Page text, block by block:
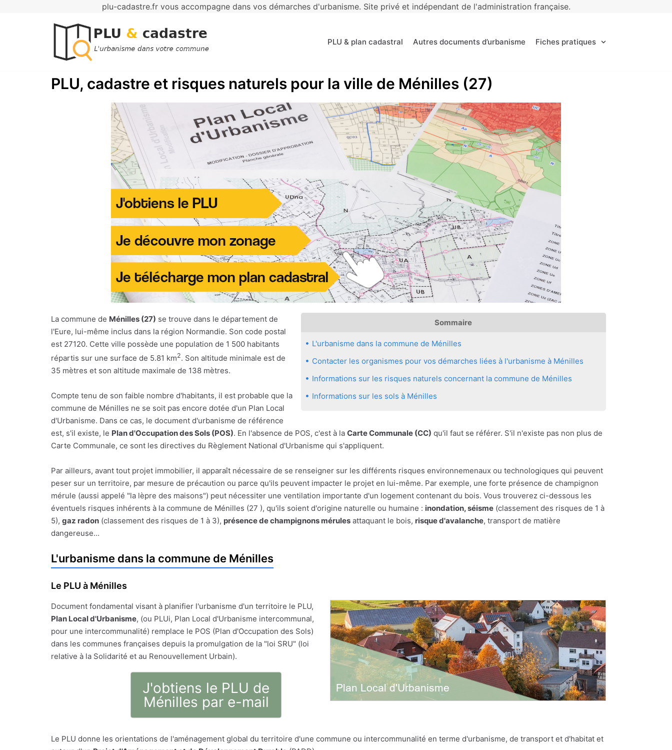
plu-cadastre.fr vous accompagne dans vos démarches d'urbanisme. Site privé et indépendant de l'administration française.
PLU & plan cadastral Autres documents d’urbanisme Fiches pratiques
PLU, cadastre et risques naturels pour la ville de Ménilles (27)
Sommaire
L'urbanisme dans la commune de Ménilles
Contacter les organismes pour vos démarches liées à l'urbanisme à Ménilles
Informations sur les risques naturels concernant la commune de Ménilles
Informations sur les sols à Ménilles
La commune de Ménilles (27) se trouve dans le département de
l'Eure, lui-même inclus dans la région Normandie. Son code postal
est 27120. Cette ville possède une population de 1 500 habitants
répartis sur une surface de 5.81 km2. Son altitude minimale est de
35 mètres et son altitude maximale de 138 mètres.
Compte tenu de son faible nombre d'habitants, il est probable que la
commune de Ménilles ne se soit pas encore dotée d'un Plan Local
d'Urbanisme. Dans ce cas, le document d'urbanisme de référence
est, s'il existe, le Plan d'Occupation des Sols (POS). En l'absence de POS, c'est à la Carte Communale (CC) qu'il faut se référer. S'il n'existe pas non plus de
Carte Communale, ce sont les directives du Règlement National d'Urbanisme qui s'appliquent.
Par ailleurs, avant tout projet immobilier, il apparaît nécessaire de se renseigner sur les différents risques environnemenaux ou technologiques qui peuvent
peser sur un territoire, par mesure de précaution ou parce qu'ils peuvent impacter le projet en lui-même. Par exemple, une forte présence de champignon
mérule (aussi appelé "la lèpre des maisons") peut nécessiter une ventilation importante d'un logement contenant du bois. Vous trouverez ci-dessous les
éventuels risques inhérents à la commune de Ménilles (27 ), qu'ils soient d'origine naturelle ou humaine : inondation, séisme (classement des risques de 1 à
5), gaz radon (classement des risques de 1 à 3), présence de champignons mérules attaquant le bois, risque d'avalanche, transport de matière
dangereuse...
L'urbanisme dans la commune de Ménilles
Le PLU à Ménilles
Document fondamental visant à planifier l'urbanisme d'un territoire le PLU,
Plan Local d'Urbanisme, (ou PLUi, Plan Local d'Urbanisme intercommunal,
pour une intercommunalité) remplace le POS (Plan d'Occupation des Sols)
dans les communes françaises depuis la promulgation de la "loi SRU" (loi
relative à la Solidarité et au Renouvellement Urbain).
J'obtiens le PLU de
Ménilles par e-mail
Le PLU donne les orientations de l'aménagement global du territoire d'une commune ou intercommunalité en terme d'urbanisme, de transport et d'habitat et